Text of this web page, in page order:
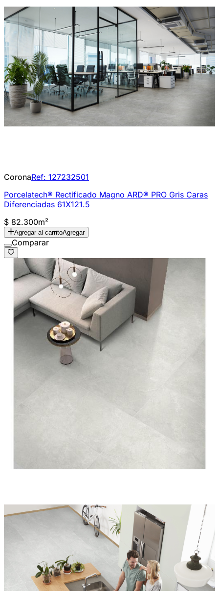
CoronaRef: 127232501
Porcelatech® Rectificado Magno ARD® PRO Gris Caras
Diferenciadas 61X121.5
$ 82.300m²
Agregar al carritoAgregar
Comparar